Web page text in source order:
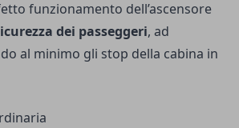
funzionamento dell’ascensore
dei passeggeri, ad
al minimo gli stop della cabina in